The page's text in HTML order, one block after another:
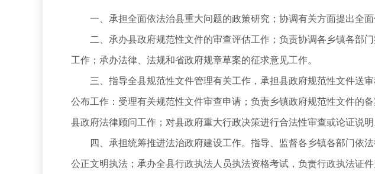
一、承担全面依法治县重大问题的政策研究；协调有关方面提出全面
二、承办县政府规范性文件的审查评估工作；负责协调各乡镇各部
工作；承办法律、法规和省政府规章草案的征求意见工作。
三、指导全县规范性文件管理有关工作，承担县政府规范性文件送
公布工作：受理有关规范性文件审查申请；负责乡镇政府规范性文件的
县政府法律顾问工作；对县政府重大行政决策进行合法性审查或论证说明
四、承担统筹推进法治政府建设工作。指导、监督各乡镇各部门依
公正文明执法；承办全县行政执法人员执法资格考试，负责行政执法证